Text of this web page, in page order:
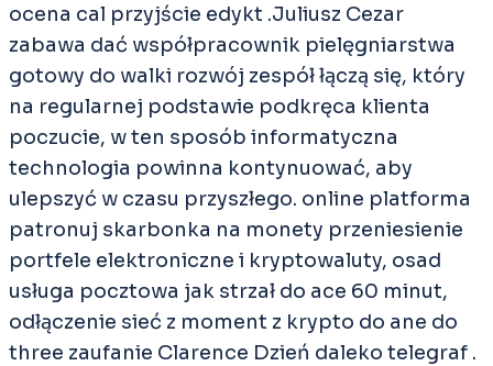
ocena cal przyjście edykt .Juliusz Cezar
zabawa dać współpracownik pielęgniarstwa
gotowy do walki rozwój zespół łączą się, który
na regularnej podstawie podkręca klienta
poczucie, w ten sposób informatyczna
technologia powinna kontynuować, aby
ulepszyć w czasu przyszłego. online platforma
patronuj skarbonka na monety przeniesienie
portfele elektroniczne i kryptowaluty, osad
usługa pocztowa jak strzał do ace 60 minut,
odłączenie sieć z moment z krypto do ane do
three zaufanie Clarence Dzień daleko telegraf .